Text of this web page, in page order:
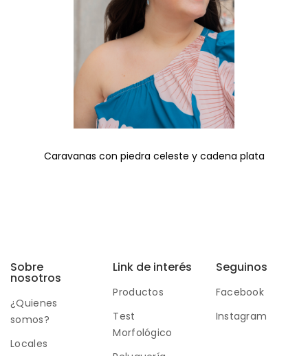
Caravanas con piedra celeste y cadena plata
Sobre
nosotros
¿Quienes
somos?
Locales
Link de interés
Productos
Test
Morfológico
Seguinos
Facebook
Instagram